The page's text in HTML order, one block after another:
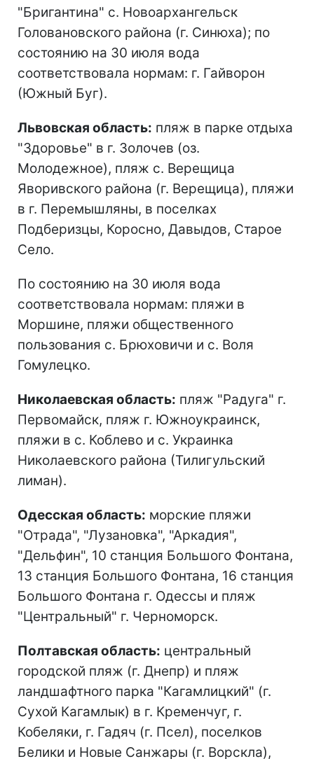
"Бригантина" с. Новоархангельск
Головановского района (г. Синюха); по
состоянию на 30 июля вода
соответствовала нормам: г. Гайворон
(Южный Буг).
Львовская область: пляж в парке отдыха
"Здоровье" в г. Золочев (оз.
Молодежное), пляж с. Верещица
Яворивского района (г. Верещица), пляжи
в г. Перемышляны, в поселках
Подберизцы, Коросно, Давыдов, Старое
Село.
По состоянию на 30 июля вода
соответствовала нормам: пляжи в
Моршине, пляжи общественного
пользования с. Брюховичи и с. Воля
Гомулецко.
Николаевская область: пляж "Радуга" г.
Первомайск, пляж г. Южноукраинск,
пляжи в с. Коблево и с. Украинка
Николаевского района (Тилигульский
лиман).
Одесская область: морские пляжи
"Отрада", "Лузановка", "Аркадия",
"Дельфин", 10 станция Большого Фонтана,
13 станция Большого Фонтана, 16 станция
Большого Фонтана г. Одессы и пляж
"Центральный" г. Черноморск.
Полтавская область: центральный
городской пляж (г. Днепр) и пляж
ландшафтного парка "Кагамлицкий" (г.
Сухой Кагамлык) в г. Кременчуг, г.
Кобеляки, г. Гадяч (г. Псел), поселков
Белики и Новые Санжары (г. Ворскла),